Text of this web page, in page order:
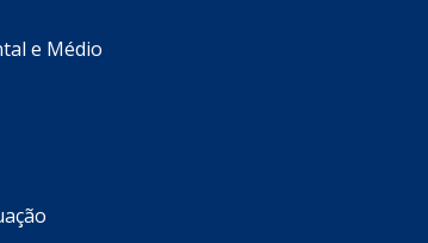
e Médio